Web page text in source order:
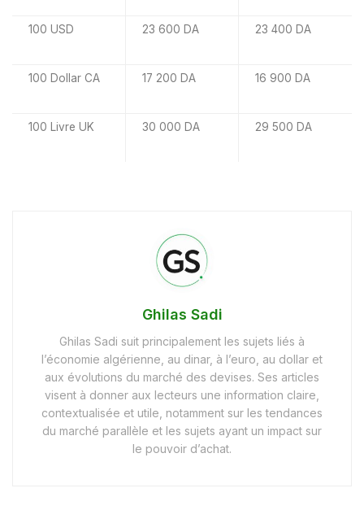
100 USD 23 600 DA 23 400 DA
100 Dollar CA 17 200 DA 16 900 DA
100 Livre UK 30 000 DA 29 500 DA
Ghilas Sadi
Ghilas Sadi suit principalement les sujets liés à
l’économie algérienne, au dinar, à l’euro, au dollar et
aux évolutions du marché des devises. Ses articles
visent à donner aux lecteurs une information claire,
contextualisée et utile, notamment sur les tendances
du marché parallèle et les sujets ayant un impact sur
le pouvoir d’achat.